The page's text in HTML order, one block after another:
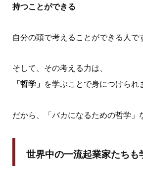
持つことができる
自分の頭で考えることができる人で
そして、その考える力は、
「哲学」 を学ぶことで身につけられ
だから、「バカになるための哲学」
世界中の一流起業家たちも